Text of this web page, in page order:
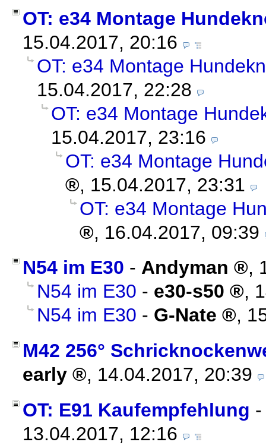
OT: e34 Montage
15.04.2017, 20:16
OT: e34 Montage
15.04.2017, 22:28
OT: e34 Montage
15.04.2017, 23:16
OT: e34 Montage
, 15.04.2017, 23:31
OT: e34 Montage
, 16.04.2017, 09:39
N54 im E30 - Andyman ,
N54 im E30 - e30-s50 ,
N54 im E30 - G-Nate ,
M42 256°
early
, 14.04.2017, 20:39
OT: E91 Kaufempfehlung
13.04.2017, 12:16